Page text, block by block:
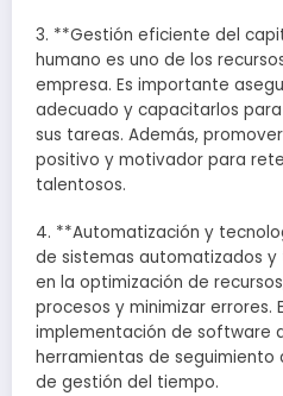
3. **Gestión eficiente del
humano es uno de los
empresa. Es importante
adecuado y capacitarlos
sus tareas. Además,
positivo y motivador para
talentosos.
4. **Automatización y
de sistemas automatizados
en la optimización de
procesos y minimizar errores.
implementación de software
herramientas de
de gestión del tiempo.